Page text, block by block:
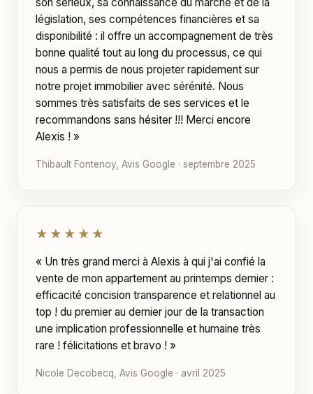
législation, ses compétences financières et sa
disponibilité : il offre un accompagnement de très
bonne qualité tout au long du processus, ce qui
nous a permis de nous projeter rapidement sur
notre projet immobilier avec sérénité. Nous
sommes très satisfaits de ses services et le
recommandons sans hésiter !!! Merci encore
Alexis ! »
Thibault Fontenoy, Avis Google · septembre 2025
★★★★★
« Un très grand merci à Alexis à qui j'ai confié la
vente de mon appartement au printemps dernier :
efficacité concision transparence et relationnel au
top ! du premier au dernier jour de la transaction
une implication professionnelle et humaine très
rare ! félicitations et bravo ! »
Nicole Decobecq, Avis Google · avril 2025